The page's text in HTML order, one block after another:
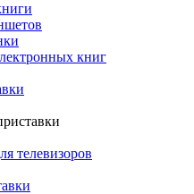
книг
телевизоров